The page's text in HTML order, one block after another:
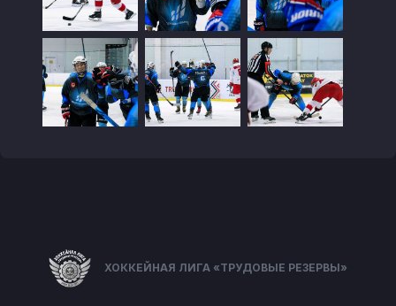
ХОККЕЙНАЯ ЛИГА «ТРУДОВЫЕ РЕЗЕРВЫ»